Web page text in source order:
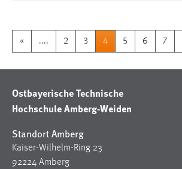
« .... 2 3 4 5 6 7
Ostbayerische Technische
Hochschule Amberg-Weiden
Standort Amberg
Kaiser-Wilhelm-Ring 23
92224 Amberg